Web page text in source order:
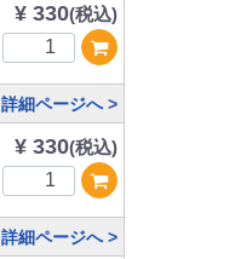
¥ 330(税込)
詳細ページへ >
¥ 330(税込)
詳細ページへ >